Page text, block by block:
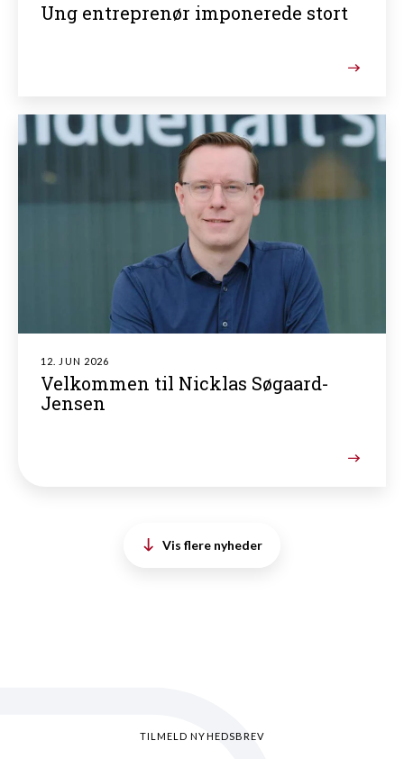
Ung entreprenør imponerede stort
12. JUN 2026
Velkommen til Nicklas Søgaard-
Jensen
Vis flere nyheder
TILMELD NYHEDSBREV